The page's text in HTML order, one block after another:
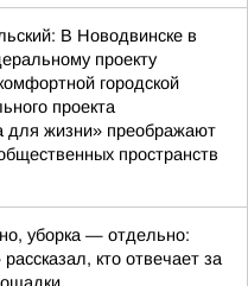
В Новодвинске в
проекту
городской
проекта
для жизни» преображают
пространств
уборка — отдельно:
кто отвечает за